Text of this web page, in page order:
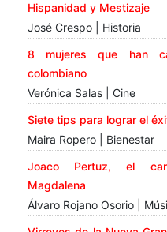
Hispanidad y Mestizaje
José Crespo | Historia
8 mujeres que han
colombiano
Verónica Salas | Cine
Siete tips para lograr el
Maira Ropero | Bienestar
Joaco Pertuz, el
Magdalena
Álvaro Rojano Osorio |